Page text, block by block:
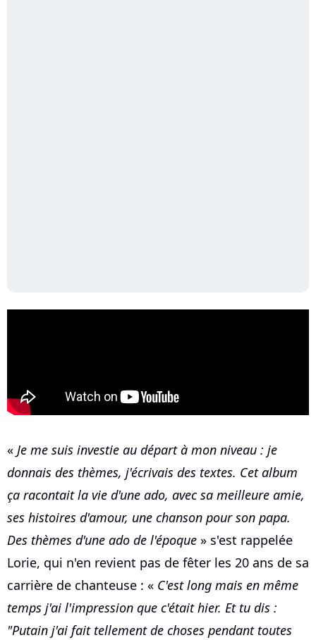
« Je me suis investie au départ à mon niveau : je
donnais des thèmes, j'écrivais des textes. Cet album
ça racontait la vie d'une ado, avec sa meilleure amie,
ses histoires d'amour, une chanson pour son papa.
Des thèmes d'une ado de l'époque » s'est rappelée
Lorie, qui n'en revient pas de fêter les 20 ans de sa
carrière de chanteuse : « C'est long mais en même
temps j'ai l'impression que c'était hier. Et tu dis :
"Putain j'ai fait tellement de choses pendant toutes